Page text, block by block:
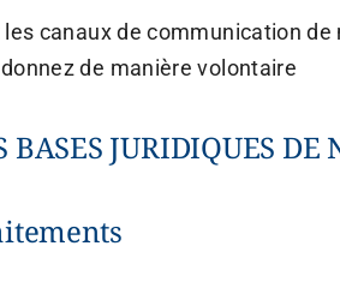
canaux de communication
de manière volontaire
JURIDIQUES